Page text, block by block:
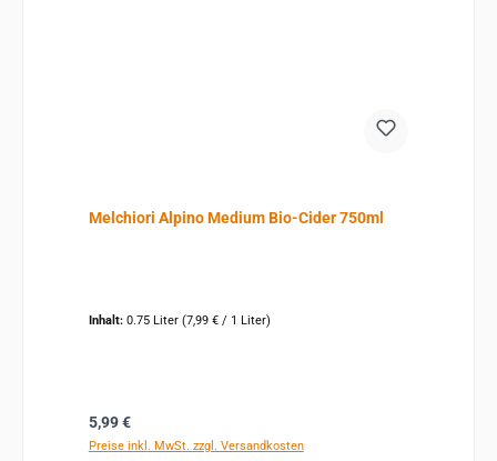
Melchiori Alpino Medium Bio-Cider 750ml
Inhalt: 0.75 Liter (7,99 € / 1 Liter)
Regulärer Preis:
5,99 €
Preise inkl. MwSt. zzgl. Versandkosten